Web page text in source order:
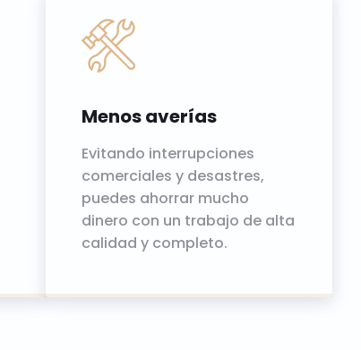
Menos averías
Evitando interrupciones
comerciales y desastres,
puedes ahorrar mucho
dinero con un trabajo de alta
calidad y completo.